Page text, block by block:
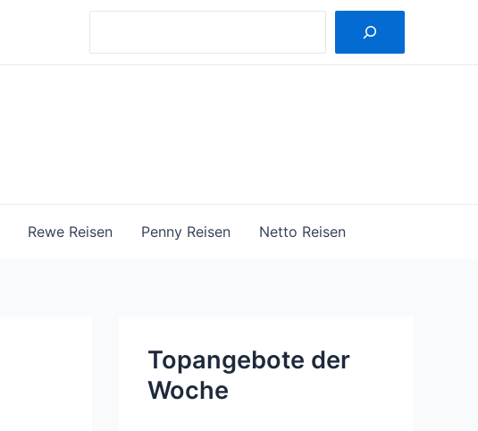
Rewe Reisen Penny Reisen Netto Reisen
Topangebote der
Woche